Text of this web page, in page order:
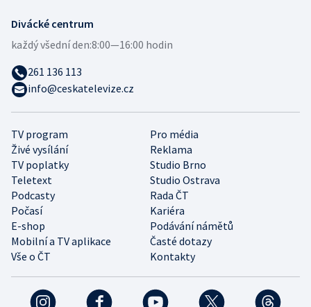
TV program
Pro média
Živé vysílání
Reklama
TV poplatky
Studio Brno
Teletext
Studio Ostrava
Podcasty
Rada ČT
Počasí
Kariéra
E-shop
Podávání námětů
Mobilní a TV aplikace
Časté dotazy
Vše o ČT
Kontakty
Divácké centrum
každý všední den:8:00—16:00 hodin
261 136 113
info@ceskatelevize.cz